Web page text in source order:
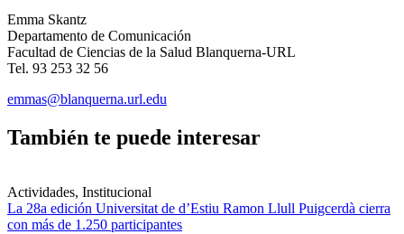
Emma Skantz
Departamento de Comunicación
Facultad de Ciencias de la Salud Blanquerna-URL
Tel. 93 253 32 56
emmas@blanquerna.url.edu
También te puede interesar
Actividades, Institucional
La 28a edición Universitat de d’Estiu Ramon Llull Puigcerdà cierra
con más de 1.250 participantes